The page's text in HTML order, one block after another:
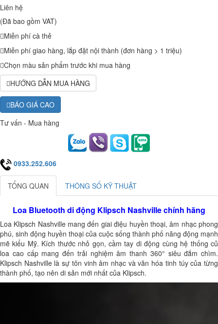
Liên hệ
(Đã bao gồm VAT)
Miễn phí cà thẻ
Miễn phí giao hàng, lắp đặt nội thành (đơn hàng > 1 triệu)
Chọn màu sản phẩm trước khi mua hàng
HƯỚNG DẪN MUA HÀNG
BÁO GIÁ CAO
Tư vấn - Mua hàng
0933.252.606
TỔNG QUAN THÔNG SỐ KỸ THUẬT
Loa Bluetooth di động Klipsch Nashville chính hãng
Loa Klipsch Nashvillemang đến giai điệu huyền thoại, âm nhạc phong
phú, sinh động huyền thoại của cuộc sống thành phố năng động mạnh
mẽ kiểu Mỹ. Kích thước nhỏ gọn, cầm tay di động cùng hệ thống củ
loa cao cấp mang đến trải nghiệm âm thanh 360° siêu đắm chìm.
Klipsch Nashville là sự tôn vinh âm nhạc và văn hóa tinh túy của từng
thành phố, tạo nên di sản mới nhất của Klipsch.